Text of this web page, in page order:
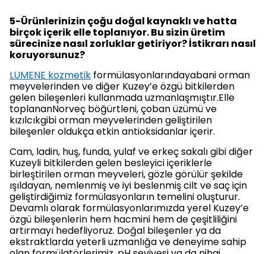
5-Ürünlerinizin çoğu doğal kaynaklı ve hatta
birçok içerik elle toplanıyor. Bu sizin üretim
sürecinize nasıl zorluklar getiriyor? İstikrarı nasıl
koruyorsunuz?
LUMENE kozmetik formülasyonlarındayabani orman
meyvelerinden ve diğer Kuzey’e özgü bitkilerden
gelen bileşenleri kullanmada uzmanlaşmıştır.Elle
toplananNorveç böğürtleni, çoban üzümü ve
kızılcıkgibi orman meyvelerinden geliştirilen
bileşenler oldukça etkin antioksidanlar içerir.
Cam, ladin, huş, funda, yulaf ve erkeç sakalı gibi diğer
Kuzeyli bitkilerden gelen besleyici içeriklerle
birleştirilen orman meyveleri, gözle görülür şekilde
ışıldayan, nemlenmiş ve iyi beslenmiş cilt ve saç için
geliştirdiğimiz formülasyonların temelini oluşturur.
Devamlı olarak formülasyonlarımızda yerel Kuzey’e
özgü bileşenlerin hem hacmini hem de çeşitliliğini
artırmayı hedefliyoruz. Doğal bileşenler ya da
ekstraktlarda yeterli uzmanlığa ve deneyime sahip